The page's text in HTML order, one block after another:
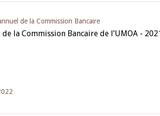
de la Commission Bancaire
la Commission Bancaire de l’UMOA -